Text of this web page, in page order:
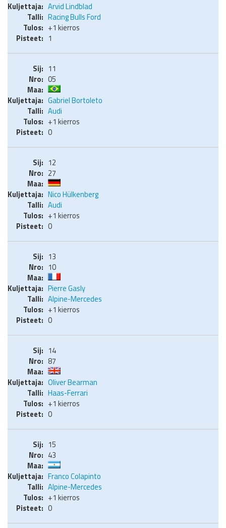
Arvid Lindblad
Racing Bulls Ford
+1 kierros
1
11
05
Gabriel Bortoleto
Audi
+1 kierros
0
12
27
Nico Hülkenberg
Audi
+1 kierros
0
13
10
Pierre Gasly
Alpine-Mercedes
+1 kierros
0
14
87
Oliver Bearman
Haas-Ferrari
+1 kierros
0
15
43
Franco Colapinto
Alpine-Mercedes
+1 kierros
0